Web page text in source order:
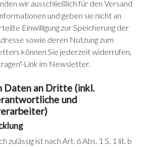
wir ausschließlich für den Versand
und geben sie nicht an
Einwilligung zur Speicherung der
sowie deren Nutzung zum
können Sie jederzeit widerrufen,
Link im Newsletter.
Daten an Dritte (inkl.
und
zulässig ist nach Art. 6 Abs. 1 S. 1 lit. b